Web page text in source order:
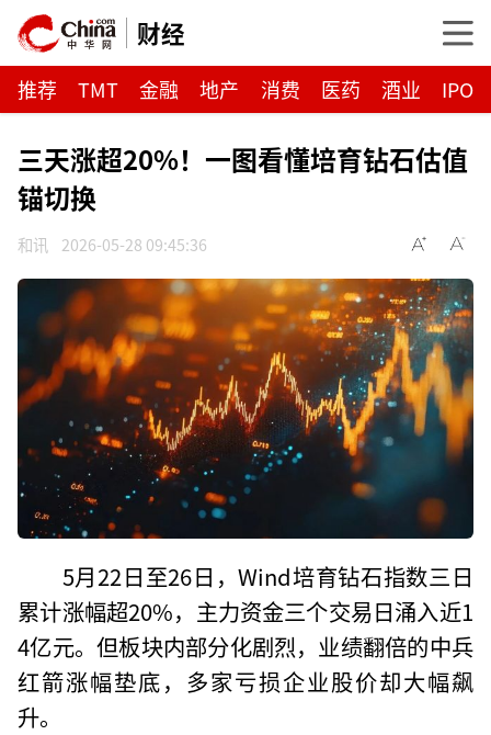
财经
推荐 TMT 金融 地产 消费 医药 酒业 IPO
三天涨超20%！一图看懂培育钻石估值
锚切换
和讯 2026-05-28 09:45:36
5月22日至26日，Wind培育钻石指数三日
累计涨幅超20%，主力资金三个交易日涌入近1
4亿元。但板块内部分化剧烈，业绩翻倍的中兵
红箭涨幅垫底，多家亏损企业股价却大幅飙
升。